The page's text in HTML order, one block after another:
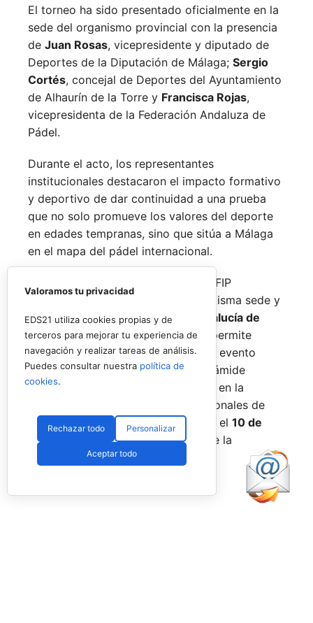
El torneo ha sido presentado oficialmente en la
sede del organismo provincial con la presencia
de Juan Rosas, vicepresidente y diputado de
Deportes de la Diputación de Málaga; Sergio
Cortés, concejal de Deportes del Ayuntamiento
de Alhaurín de la Torre y Francisca Rojas,
vicepresidenta de la Federación Andaluza de
Pádel.
Durante el acto, los representantes
institucionales destacaron el impacto formativo
y deportivo de dar continuidad a una prueba
que no solo promueve los valores del deporte
en edades tempranas, sino que sitúa a Málaga
en el mapa del pádel internacional.
De forma paralela al desarrollo del FIP
Promises, la FAP organizará en la misma sede y
fechas losInternacionales de Andalucía de
Menores 2026. Esta cita paralela permite
incorporar la categoríabenjamín
al evento
global, completando así toda la pirámide
formativa.
El plazo para registrarse en la
categoría benjamín de los Internacionales de
Andalucía permanece abierto hasta el 10 de
agosto
a través de la web oficial de la
Federación.
Valoramos tu privacidad
EDS21 utiliza cookies propias y de
terceros para mejorar tu experiencia de
navegación y realizar tareas de análisis.
Puedes consultar nuestra política de
cookies.
Rechazar todo Personalizar
Aceptar todo